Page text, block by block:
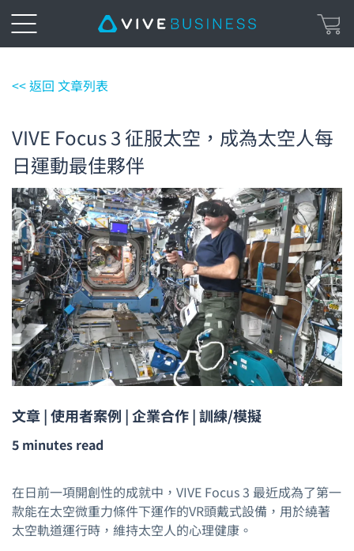
<< 返回 文章列表
VIVE Focus 3 征服太空，成為太空人每
日運動最佳夥伴
文章 | 使用者案例 | 企業合作 | 訓練/模擬
5 minutes read
在日前一項開創性的成就中，VIVE Focus 3 最近成為了第一
款能在太空微重力條件下運作的VR頭戴式設備，用於繞著
太空軌道運行時，維持太空人的心理健康。